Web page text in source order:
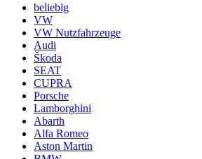
beliebig
VW
VW Nutzfahrzeuge
Audi
Škoda
SEAT
CUPRA
Porsche
Lamborghini
Abarth
Alfa Romeo
Aston Martin